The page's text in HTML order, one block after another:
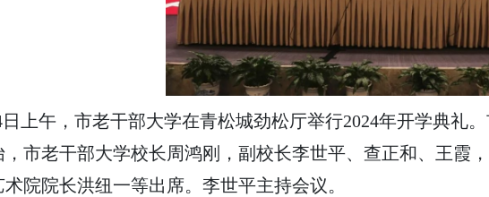
日上午，市老干部大学在青松城劲松厅举行2024年开学典礼
，市老干部大学校长周鸿刚，副校长李世平、查正和、王霞
院院长洪纽一等出席。李世平主持会议。